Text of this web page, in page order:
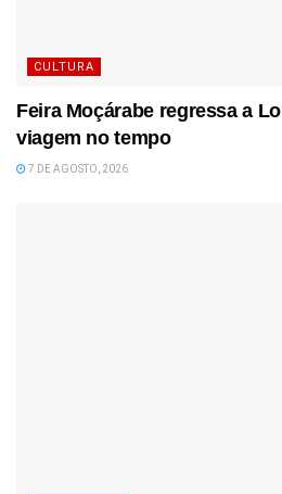
CULTURA
Feira Moçárabe regressa a
viagem no tempo
7 DE AGOSTO, 2026